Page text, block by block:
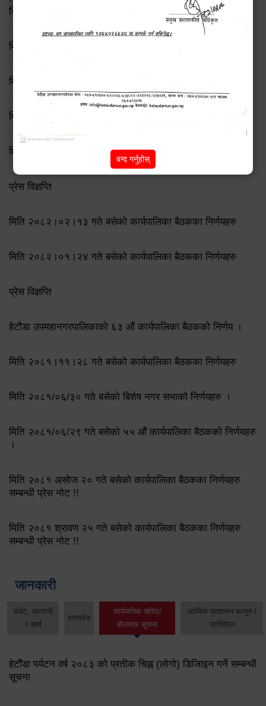
निर्णय
मिति २०८२/८/२१ गते बसेको ७६ औँ कार्यपालिका बैठकका निर्णयहरु
मिति २०८२/८/११ गते बसेको ७५ औँ कार्यपालिका बैठकका निर्णयहरु
मिति २०८२/७/१९ गते बसेको ७४ औँ कार्यपालिका बैठकका निर्णयहरु
मिति २०८२।०६।२३ गते बसेको कार्यपालिका बैठकका निर्णयहरु
प्रेस विज्ञप्ति
मिति २०८२।०२।१३ गते बसेको कार्यपालिका बैठकका निर्णयहरु
मिति २०८२।०१।२४ गते बसेको कार्यपालिका बैठकका निर्णयहरु
प्रेस विज्ञप्ति
हेटौडा उपमहानगरपालिकाको ६३ औं कार्यपालिका बैठकको निर्णय ।
मिति २०८१।११।२८ गते बसेको कार्यपालिका बैठकका निर्णयहरु
मिति २०८१/०६/३० गते बसेको बिशेष नगर सभाको निर्णयहरु ।
मिति २०८१/०६/२९ गते बसेको ५५ औं कार्यपालिका बैठकको निर्णयहरु
।
मिति २०८१ असोज २० गते बसेको कार्यपालिका बैठकका निर्णयहरु
सम्बन्धी प्रेस नोट !!
मिति २०८१ श्रावण २५ गते बसेको कार्यपालिका बैठकका निर्णयहरु
सम्बन्धी प्रेस नोट !!
जानकारी
बजेट, आम्दानी
र खर्च
दस्तावेज
सार्वजनिक खरिद/
बोलपत्र सूचना
आर्थिक प्रशासन कानुन /
प्रतिवेदन
हेटौंडा पर्यटन वर्ष २०८३ को प्रतीक चिह्न (लोगो) डिजिाइन गर्ने सम्बन्धी
सूचना
बन्द गर्नुहोस्